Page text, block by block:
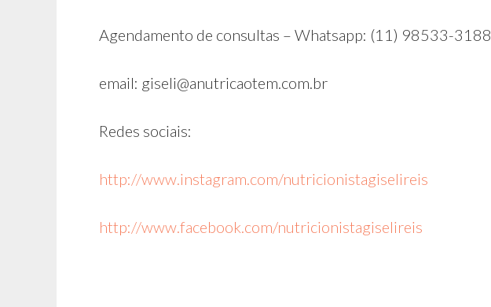
Agendamento de consultas – Whatsapp: (11) 98533-3188
email: giseli@anutricaotem.com.br
Redes sociais:
http://www.instagram.com/nutricionistagiselireis
http://www.facebook.com/nutricionistagiselireis